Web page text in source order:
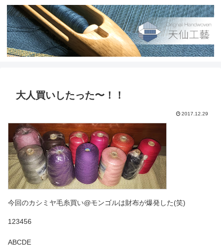
大人買いしたった〜！！
2017.12.29
今回のカシミヤ毛糸買い@モンゴルは財布が爆発した(笑)
123456
ABCDE